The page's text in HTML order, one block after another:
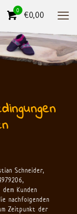
0 €0,00
Schneider,
Kunden
nachfolgenden
Zeitpunkt der